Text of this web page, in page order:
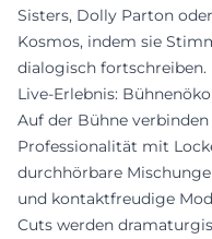
Sisters, Dolly Parton
Kosmos, indem sie
dialogisch fortschreiben.
Live-Erlebnis:
Auf der Bühne
Professionalität mit
durchhörbare
und kontaktfreudige
Cuts werden